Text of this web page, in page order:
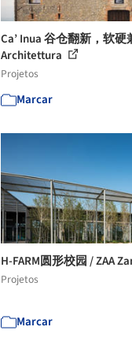
Ca’ Inua 谷仓翻新，软
Architettura
Projetos
Marcar
H-FARM圆形校园 / ZAA
Projetos
Marcar